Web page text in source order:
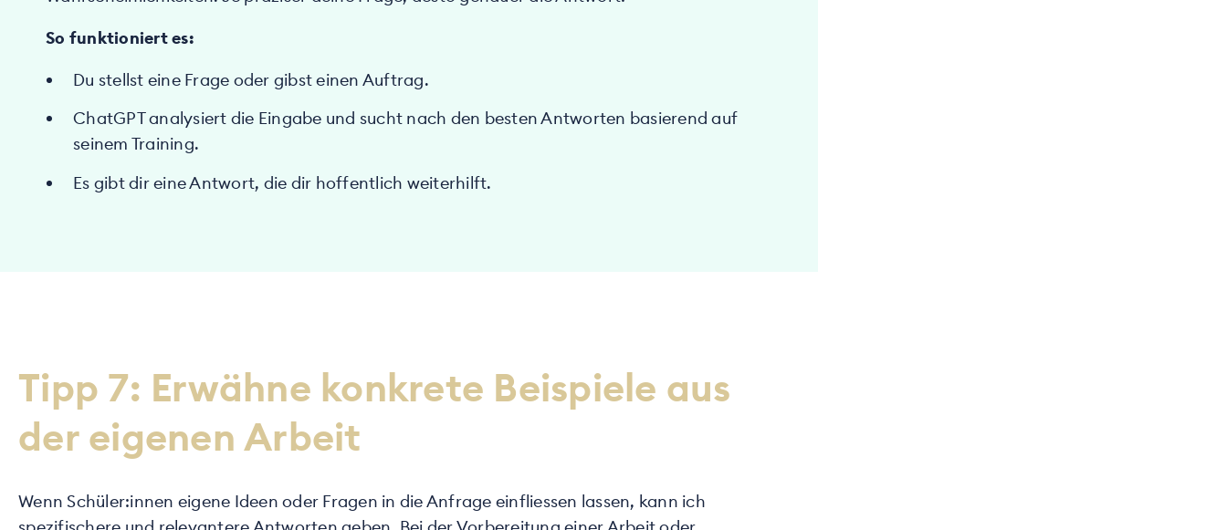
So funktioniert es:
Du stellst eine Frage oder gibst einen Auftrag.
ChatGPT analysiert die Eingabe und sucht nach den besten Antworten basierend auf
seinem Training.
Es gibt dir eine Antwort, die dir hoffentlich weiterhilft.
Tipp 7: Erwähne konkrete Beispiele aus
der eigenen Arbeit
Wenn Schüler:innen eigene Ideen oder Fragen in die Anfrage einfliessen lassen, kann ich